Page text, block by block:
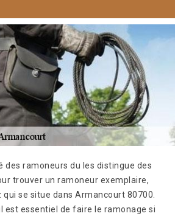
des ramoneurs du les distingue des
trouver un ramoneur exemplaire,
se situe dans Armancourt 80700.
est essentiel de faire le ramonage si